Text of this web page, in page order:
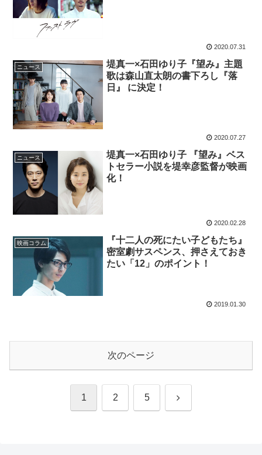
2020.07.31
ニュース
堤真一×石田ゆり子『望み』主題
歌は森山直太朗の書下ろし『落
日』 に決定！
2020.07.27
ニュース
堤真一×石田ゆり子 『望み』ベス
トセラー小説を堤幸彦監督が映画
化！
2020.02.28
映画コラム
『十二人の死にたい子どもたち』
密室劇サスペンス、押さえておき
たい「12」のポイント！
2019.01.30
次のページ
1 2 5 次